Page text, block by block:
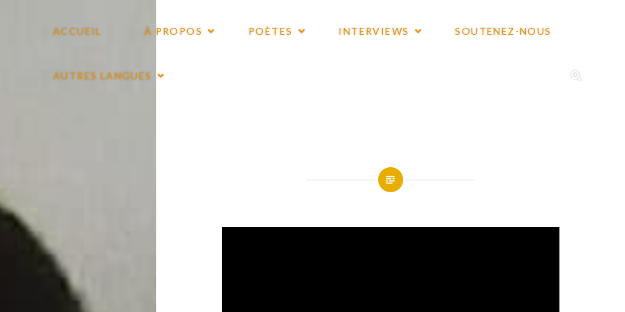
ACCUEIL À PROPOS POÈTES INTERVIEWS SOUTENEZ-NOUS
AUTRES LANGUES